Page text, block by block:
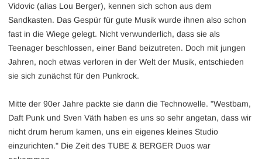
Vidovic (alias Lou Berger), kennen sich schon aus dem
Sandkasten. Das Gespür für gute Musik wurde ihnen also schon
fast in die Wiege gelegt. Nicht verwunderlich, dass sie als
Teenager beschlossen, einer Band beizutreten. Doch mit jungen
Jahren, noch etwas verloren in der Welt der Musik, entschieden
sie sich zunächst für den Punkrock.
Mitte der 90er Jahre packte sie dann die Technowelle. "Westbam,
Daft Punk und Sven Väth haben es uns so sehr angetan, dass wir
nicht drum herum kamen, uns ein eigenes kleines Studio
einzurichten." Die Zeit des TUBE & BERGER Duos war